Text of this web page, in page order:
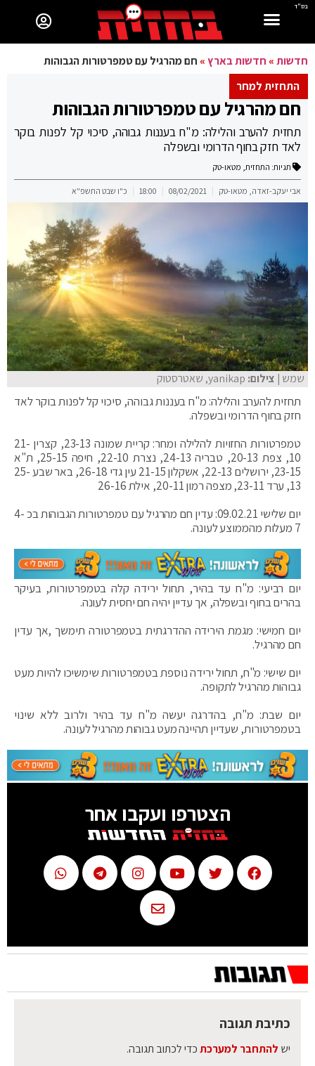
בס"ד
חדשות» חדשות בארץ» חם מהרגיל עם טמפרטורות הגבוהות
התחזית למחר
חם מהרגיל עם טמפרטורות הגבוהות
תחזית להערב והלילה: מ"ח בעננות גבוהה, סיכוי קל לפנות בוקר
לאד חזק בחוף הדרומי ובשפלה
תגיות: התחזית, מטאו-טק
אבי יעקב-זאדה, מטאו-טק 08/02/2021
18:00 כ"ו שבט התשפ"א
שמש | צילום: yanikap, שאטרסטוק
תחזית להערב והלילה: מ"ח בעננות גבוהה, סיכוי קל לפנות בוקר לאד
חזק בחוף הדרומי ובשפלה.
טמפרטורות החזויות להלילה ומחר: קריית שמונה 23-13, קצרין 21-
10, צפת 20-13, טבריה 24-13, נצרת 22-10, חיפה 25-15, ‏ת"א
23-15, ירושלים 22-13, אשקלון 21-15 עין גדי 26-18, באר שבע 25-
13, ערד 23-11‏, מצפה רמון 20-11, אילת 26-16
יום שלישי 09.02.21‏: עדין חם מהרגיל עם טמפרטורות הגבוהות בכ 4-
7 מעלות מהממוצע לעונה.
יום רביעי: מ"ח עד בהיר, תחול ירידה קלה בטמפרטורות, בעיקר
בהרים בחוף ובשפלה, אך עדיין יהיה חם יחסית לעונה.
יום חמישי: מגמת הירידה ההדרגתית בטמפרטורה תימשך ,אך עדין
חם מהרגיל.
יום שישי: מ"ח, תחול ירידה נוספת בטמפרטורות שימשיכו להיות מעט
גבוהות מהרגיל לתקופה.
יום שבת: מ"ח, בהדרגה יעשה מ"ח עד בהיר ולרוב ללא שינוי
בטמפרטורות, שעדיין תהיינה מעט גבוהות מהרגיל לעונה.
הצטרפו ועקבו אחר
כתיבת תגובה
יש להתחבר למערכתכדי לכתוב תגובה.